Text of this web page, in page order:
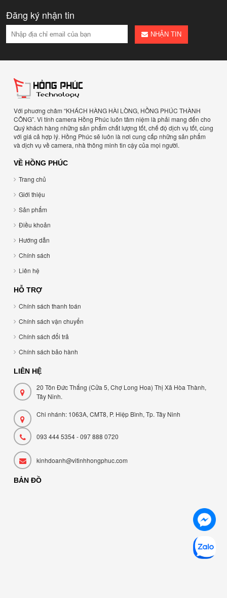
Đăng ký nhận tin
NHẬN TIN
Với phuơng châm “KHÁCH HÀNG HÀI LÒNG, HỒNG PHÚC THÀNH
CÔNG”. Vi tính camera Hồng Phúc luôn tâm niệm là phải mang đến cho
Quý khách hàng những sản phẩm chất lượng tốt, chế độ dịch vụ tốt, cùng
với giá cả hợp lý. Hồng Phúc sẽ luôn là nơi cung cấp những sản phẩm
và dịch vụ về camera, nhà thông minh tin cậy của mọi người.
VỀ HỒNG PHÚC
Trang chủ
Giới thiệu
Sản phẩm
Điều khoản
Hướng dẫn
Chính sách
Liên hệ
HỖ TRỢ
Chính sách thanh toán
Chính sách vận chuyển
Chính sách đổi trả
Chính sách bảo hành
LIÊN HỆ
20 Tôn Đức Thắng (Cửa 5, Chợ Long Hoa) Thị Xã Hòa Thành,
Tây Ninh.
Chi nhánh: 1063A, CMT8, P. Hiệp Bình, Tp. Tây Ninh
093 444 5354 - 097 888 0720
kinhdoanh@vitinhhongphuc.com
BẢN ĐỒ